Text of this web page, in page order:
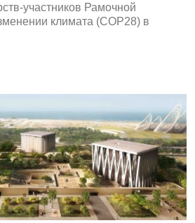
участников Рамочной
климата (COP28) в